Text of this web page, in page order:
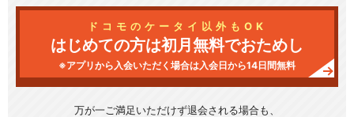
ドコモのケータイ以外もOK
はじめての方は初月無料でおためし
※アプリから入会いただく場合は入会日から14日間無料
万が一ご満足いただけず退会される場合も、